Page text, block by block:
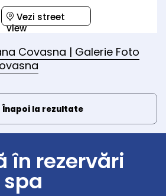
Vezi street
view
Covasna | Galerie Foto
Înapoi la rezultate
în rezervări